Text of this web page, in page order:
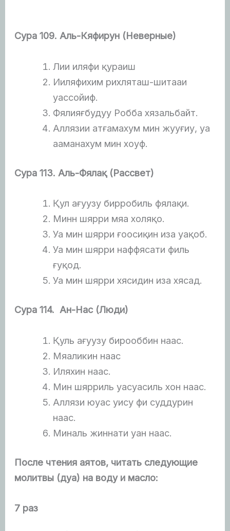
Сура 109. Аль-Кяфирун (Неверные)
Лии иляфи қураиш
Ииляфихим рихляташ-шитааи
уассойиф.
Фялияғбудуу Робба хязальбайт.
Аллязии атғамахум мин жууғиу, уа
ааманахум мин хоуф.
Сура 113. Аль-Фялақ (Рассвет)
Қул ағуузу бирробиль фялақи.
Минн шярри мяа холяқо.
Уа мин шярри ғоосиқин иза уақоб.
Уа мин шярри наффясати филь
ғуқод.
Уа мин шярри хясидин иза хясад.
Сура 114. Ан-Нас (Люди)
Қуль ағуузу бирооббин наас.
Мяаликин наас
Иляхин наас.
Мин шярриль уасуасиль хон наас.
Аллязи юуас уису фи суддурин
наас.
Миналь жиннати уан наас.
После чтения аятов, читать следующие
молитвы (дуа) на воду и масло:
7 раз